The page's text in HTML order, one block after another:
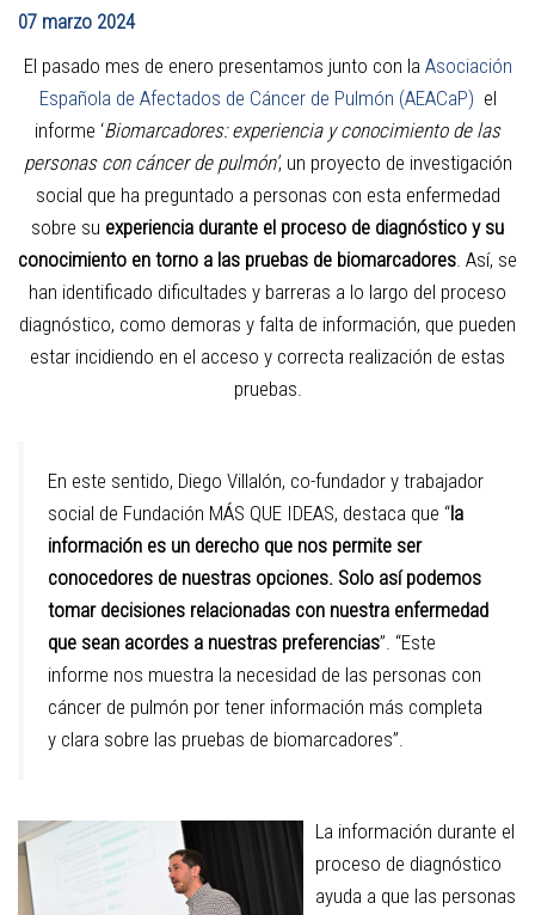
07 marzo 2024
El pasado mes de enero presentamos junto con la Asociación
Española de Afectados de Cáncer de Pulmón (AEACaP) el
informe ‘Biomarcadores: experiencia y conocimiento de las
personas con cáncer de pulmón’, un proyecto de investigación
social que ha preguntado a personas con esta enfermedad
sobre su experiencia durante el proceso de diagnóstico y su
conocimiento en torno a las pruebas de biomarcadores. Así, se
han identificado dificultades y barreras a lo largo del proceso
diagnóstico, como demoras y falta de información, que pueden
estar incidiendo en el acceso y correcta realización de estas
pruebas.
En este sentido, Diego Villalón, co-fundador y trabajador
social de Fundación MÁS QUE IDEAS, destaca que “la
información es un derecho que nos permite ser
conocedores de nuestras opciones. Solo así podemos
tomar decisiones relacionadas con nuestra enfermedad
que sean acordes a nuestras preferencias”. “Este
informe nos muestra la necesidad de las personas con
cáncer de pulmón por tener información más completa
y clara sobre las pruebas de biomarcadores”.
La información durante el
proceso de diagnóstico
ayuda a que las personas